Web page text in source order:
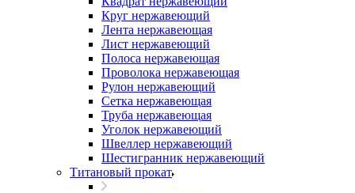
Круг нержавеющий
Лента нержавеющая
Лист нержавеющий
Полоса нержавеющая
Проволока нержавеющая
Рулон нержавеющий
Сетка нержавеющая
Труба нержавеющая
Уголок нержавеющий
Швеллер нержавеющий
Шестигранник нержавеющий
Титановый прокат